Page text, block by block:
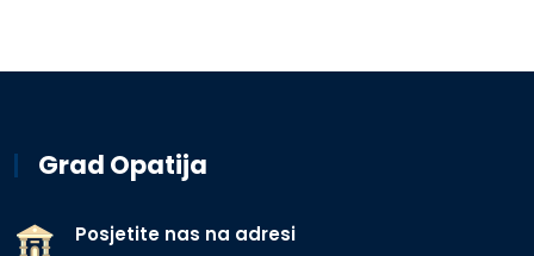
Grad Opatija
Posjetite nas na adresi